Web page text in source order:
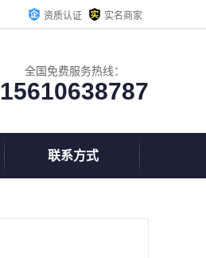
资质认证 实名商家
全国免费服务热线：
15610638787
联系方式